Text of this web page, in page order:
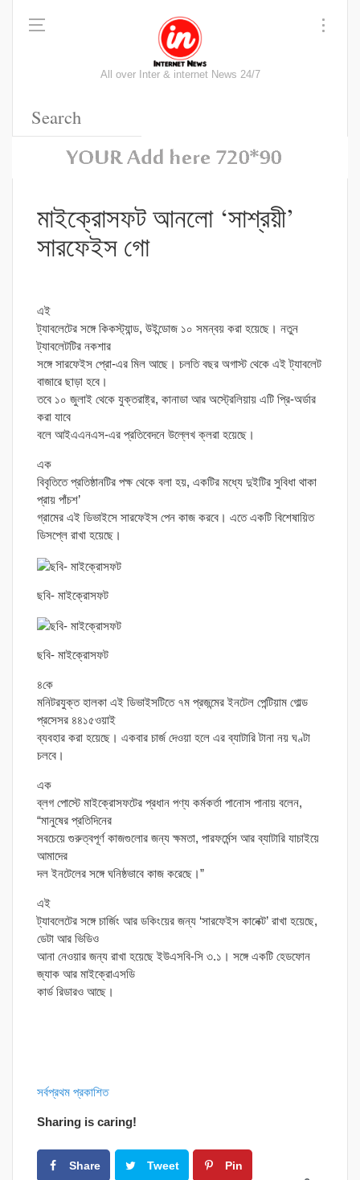
All over Inter & internet News 24/7
মাইক্রোসফট আনলো ‘সাশ্রয়ী’
সারফেইস গো
এই
ট্যাবলেটের সঙ্গে কিকস্ট্যান্ড, উইন্ডোজ ১০ সমন্বয় করা হয়েছে। নতুন
ট্যাবলেটটির নকশার
সঙ্গে সারফেইস প্রো-এর মিল আছে। চলতি বছর অগাস্ট থেকে এই ট্যাবলেট
বাজারে ছাড়া হবে।
তবে ১০ জুলাই থেকে যুক্তরাষ্ট্র, কানাডা আর অস্ট্রেলিয়ায় এটি প্রি-অর্ডার
করা যাবে
বলে আইএএনএস-এর প্রতিবেদনে উল্লেখ ক্লরা হয়েছে।
এক
বিবৃতিতে প্রতিষ্ঠানটির পক্ষ থেকে বলা হয়, একটির মধ্যে দুইটির সুবিধা থাকা
প্রায় পাঁচশ’
গ্রামের এই ডিভাইসে সারফেইস পেন কাজ করবে। এতে একটি বিশেষায়িত
ডিসপ্লে রাখা হয়েছে।
ছবি- মাইক্রোসফট
ছবি- মাইক্রোসফট
৪কে
মনিটরযুক্ত হালকা এই ডিভাইসটিতে ৭ম প্রজন্মের ইনটেল পেন্টিয়াম গোল্ড
প্রসেসর ৪৪১৫ওয়াই
ব্যবহার করা হয়েছে। একবার চার্জ দেওয়া হলে এর ব্যাটারি টানা নয় ঘণ্টা
চলবে।
এক
ব্লগ পোস্টে মাইক্রোসফটের প্রধান পণ্য কর্মকর্তা পানোস পানায় বলেন,
“মানুষের প্রতিদিনের
সবচেয়ে গুরুত্বপূর্ণ কাজগুলোর জন্য ক্ষমতা, পারফর্মেন্স আর ব্যাটারি যাচাইয়ে
আমাদের
দল ইনটেলের সঙ্গে ঘনিষ্ঠভাবে কাজ করেছে।”
এই
ট্যাবলেটের সঙ্গে চার্জিং আর ডকিংয়ের জন্য ‘সারফেইস কানেক্ট’ রাখা হয়েছে,
ডেটা আর ভিডিও
আনা নেওয়ার জন্য রাখা হয়েছে ইউএসবি-সি ৩.১। সঙ্গে একটি হেডফোন
জ্যাক আর মাইক্রোএসডি
কার্ড রিডারও আছে।
সর্বপ্রথম প্রকাশিত
Sharing is caring!
Share Tweet Pin